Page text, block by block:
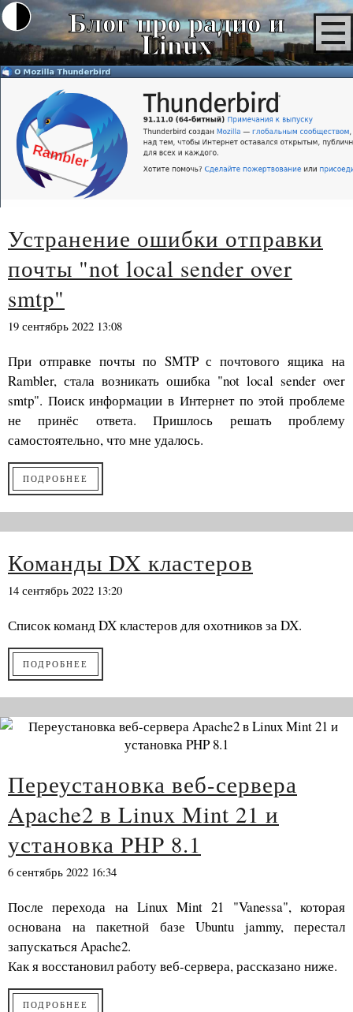
Блог про радио и
Linux
Устранение ошибки отправки
почты "not local sender over
smtp"
19 сентябрь 2022 13:08
При отправке почты по SMTP с почтового ящика на
Rambler, стала возникать ошибка "not local sender over
smtp". Поиск информации в Интернет по этой проблеме
не принёс ответа. Пришлось решать проблему
самостоятельно, что мне удалось.
ПОДРОБНЕЕ
Команды DX кластеров
14 сентябрь 2022 13:20
Список команд DX кластеров для охотников за DX.
ПОДРОБНЕЕ
Переустановка веб-сервера
Apache2 в Linux Mint 21 и
установка PHP 8.1
6 сентябрь 2022 16:34
После перехода на Linux Mint 21 "Vanessa", которая
основана на пакетной базе Ubuntu jammy, перестал
запускаться Apache2.
Как я восстановил работу веб-сервера, рассказано ниже.
ПОДРОБНЕЕ